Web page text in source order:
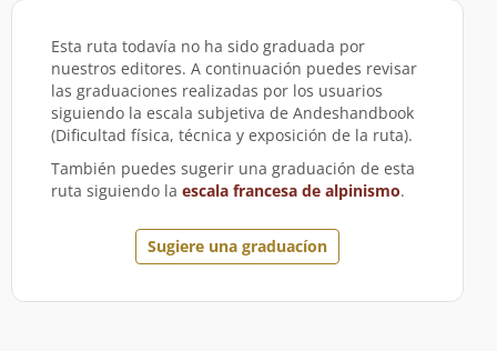
Esta ruta todavía no ha sido graduada por
nuestros editores. A continuación puedes revisar
las graduaciones realizadas por los usuarios
siguiendo la escala subjetiva de Andeshandbook
(Dificultad física, técnica y exposición de la ruta).
También puedes sugerir una graduación de esta
ruta siguiendo la escala francesa de alpinismo.
Sugiere una graduacíon